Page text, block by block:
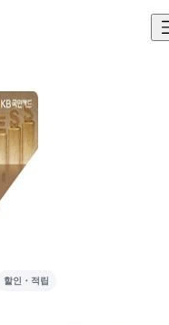
할인・적립